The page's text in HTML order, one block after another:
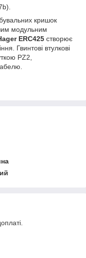
кришок
модульним
ERC425 створює
Гвинтові втулкові
PZ2,